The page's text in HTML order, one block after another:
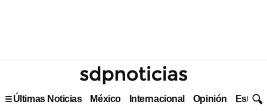
Últimas Noticias México Internacional Opinión Estilo